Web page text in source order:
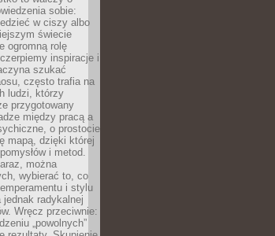
sobie:
w ciszy albo
świecie
ogromną rolę
inspiracje i
szukać
często trafia na
ludzi, którzy
przygotowany
między pracą a
o prostocie
mapą, dzięki której
i metod.
można
wybierać to, co
i stylu
radykalnej
Wręcz przeciwnie:
„powolnych”